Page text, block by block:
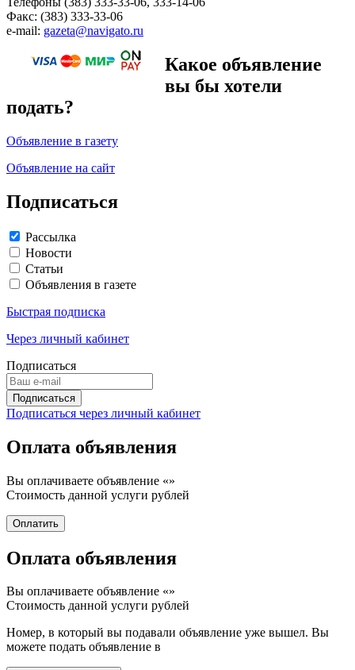
Факс: (383) 333-33-06
e-mail: gazeta@navigato.ru
Какое объявление
вы бы хотели
подать?
Объявление в газету
Объявление на сайт
Подписаться
Рассылка
Новости
Статьи
Объявления в газете
Быстрая подписка
Через личный кабинет
Подписаться
Подписаться через личный кабинет
Оплата объявления
Вы оплачиваете объявление «»
Стоимость данной услуги рублей
Оплата объявления
Вы оплачиваете объявление «»
Стоимость данной услуги рублей
Номер, в который вы подавали объявление уже вышел. Вы
можете подать объявление в